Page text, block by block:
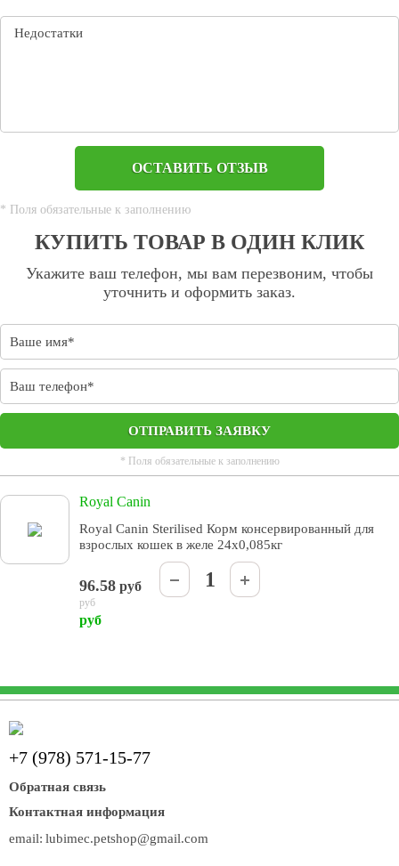
ОСТАВИТЬ ОТЗЫВ
* Поля обязательные к заполнению
КУПИТЬ ТОВАР В ОДИН КЛИК
Укажите ваш телефон, мы вам перезвоним, чтобы
уточнить и оформить заказ.
ОТПРАВИТЬ ЗАЯВКУ
* Поля обязательные к заполнению
Royal Canin
Royal Canin Sterilised Корм консервированный для
взрослых кошек в желе 24х0,085кг
96.58 руб
руб
руб
+7 (978) 571-15-77
Обратная связь
Контактная информация
email: lubimec.petshop@gmail.com